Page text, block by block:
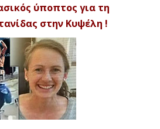
ύποπτος για τη
στην Κυψέλη !